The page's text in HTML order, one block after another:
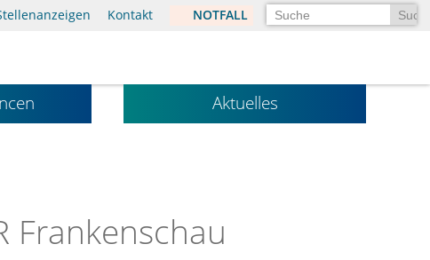
Kontakt NOTFALL Suchen
Aktuelles
Frankenschau